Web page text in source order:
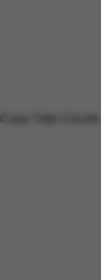
Crazy Tube Circuits